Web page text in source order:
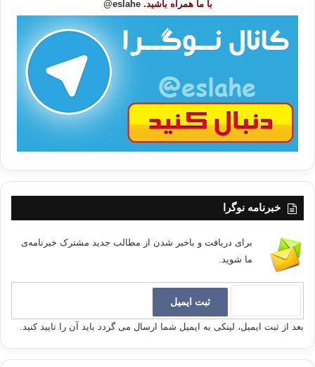
با ما همراه باشید. eslahe@
خبرنامه نوگرا
برای دریافت و باخبر شدن از مطالب جدید مشترک خبرنامه‌ی
ما شوید.
بعد از ثبت ایمیل، لینکی به ایمیل شما ارسال می گردد باید آن را تایید کنید.